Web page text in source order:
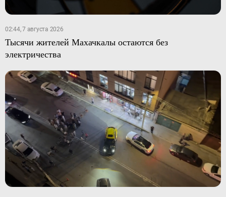
02:44, 7 августа 2026
Тысячи жителей Махачкалы остаются без
электричества